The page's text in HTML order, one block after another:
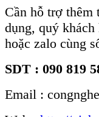
Cần hỗ trợ
dụng, quý khách
hoặc zalo cùng
SDT : 090 819
Email :